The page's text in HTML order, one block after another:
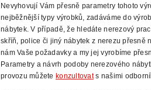
Nevyhovují Vám přesně parametry tohoto
nejběžnější typy výrobků, zadáváme do
nábytek. V případě, že hledáte nerezový
skříň, police či jiný nábytek z nerezu přesně
nám Vaše požadavky a my jej vyrobíme
Parametry a návrh podoby nerezového
provozu můžete konzultovats našimi